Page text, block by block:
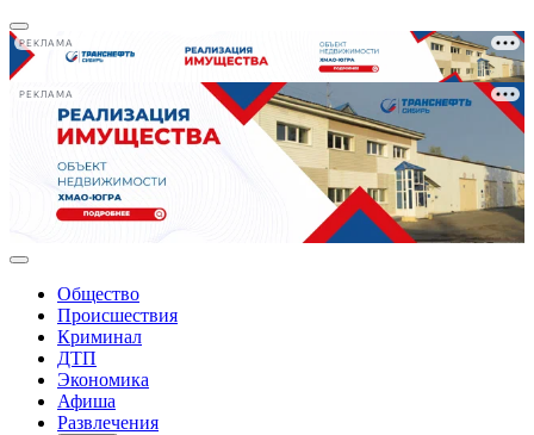
РЕКЛАМА
РЕКЛАМА
Общество
Происшествия
Криминал
ДТП
Экономика
Афиша
Развлечения